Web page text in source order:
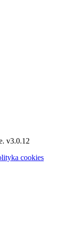
v3.0.12
cookies